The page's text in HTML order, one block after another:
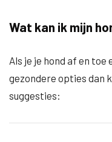
Wat kan ik mijn
Als je je hond af en toe
gezondere opties dan
suggesties: